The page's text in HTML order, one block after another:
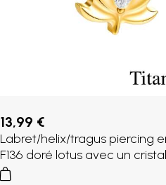
13,99 €
Labret/helix/tragus piercing
F136 doré lotus avec un